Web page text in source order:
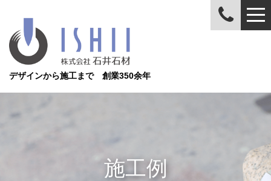
デザインから施工まで 創業350余年
施工例